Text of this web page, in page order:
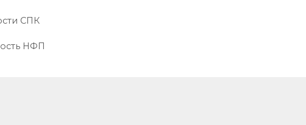
СПК
НФП